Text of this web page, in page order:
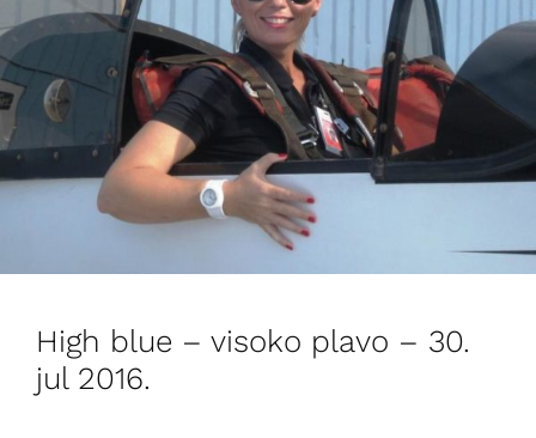
High blue – visoko plavo – 30.
jul 2016.